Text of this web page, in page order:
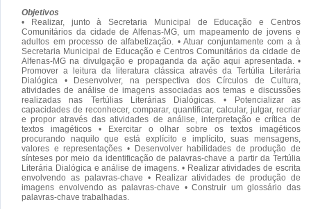
Objetivos
• Realizar, junto à Secretaria Municipal de Educação e Centros
Comunitários da cidade de Alfenas-MG, um mapeamento de jovens e
adultos em processo de alfabetização. • Atuar conjuntamente com a à
Secretaria Municipal de Educação e Centros Comunitários da cidade de
Alfenas-MG na divulgação e propaganda da ação aqui apresentada. •
Promover a leitura da literatura clássica através da Tertúlia Literária
Dialógica • Desenvolver, na perspectiva dos Círculos de Cultura,
atividades de análise de imagens associadas aos temas e discussões
realizadas nas Tertúlias Literárias Dialógicas. • Potencializar as
capacidades de reconhecer, comparar, quantificar, calcular, julgar, recriar
e propor através das atividades de análise, interpretação e crítica de
textos imagéticos • Exercitar o olhar sobre os textos imagéticos
procurando naquilo que está explícito e implícito, suas mensagens,
valores e representações • Desenvolver habilidades de produção de
sínteses por meio da identificação de palavras-chave a partir da Tertúlia
Literária Dialógica e análise de imagens. • Realizar atividades de escrita
envolvendo as palavras-chave • Realizar atividades de produção de
imagens envolvendo as palavras-chave • Construir um glossário das
palavras-chave trabalhadas.